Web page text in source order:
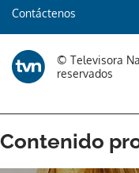
Contáctenos
© Televisora
reservados